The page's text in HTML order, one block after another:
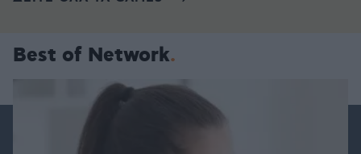
Best of Network